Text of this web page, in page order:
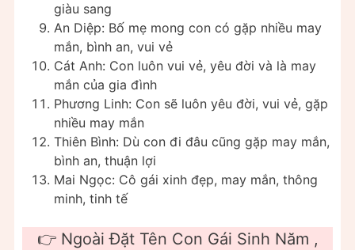
giàu sang
An Diệp: Bố mẹ mong con có gặp nhiều may
mắn, bình an, vui vẻ
Cát Anh: Con luôn vui vẻ, yêu đời và là may
mắn của gia đình
Phương Linh: Con sẽ luôn yêu đời, vui vẻ, gặp
nhiều may mắn
Thiên Bình: Dù con đi đâu cũng gặp may mắn,
bình an, thuận lợi
Mai Ngọc: Cô gái xinh đẹp, may mắn, thông
minh, tinh tế
👉 Ngoài Đặt Tên Con Gái Sinh Năm ,